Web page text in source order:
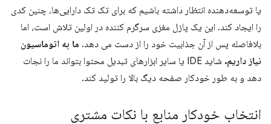
یا توسعه‌دهنده انتظار داشته باشیم که برای تک تک دارایی‌ها، چنین کدی
را ایجاد کند. این یک پازل مغزی سرگرم کننده در اولین تلاش است، اما
بلافاصله پس از آن جذابیت خود را از دست می دهد. ما به اتوماسیون
نیاز داریم.
شاید IDE یا سایر ابزارهای تبدیل محتوا بتواند ما را نجات
دهد و به طور خودکار صفحه دیگ بالا را تولید کند.
انتخاب خودکار منابع با نکات مشتری